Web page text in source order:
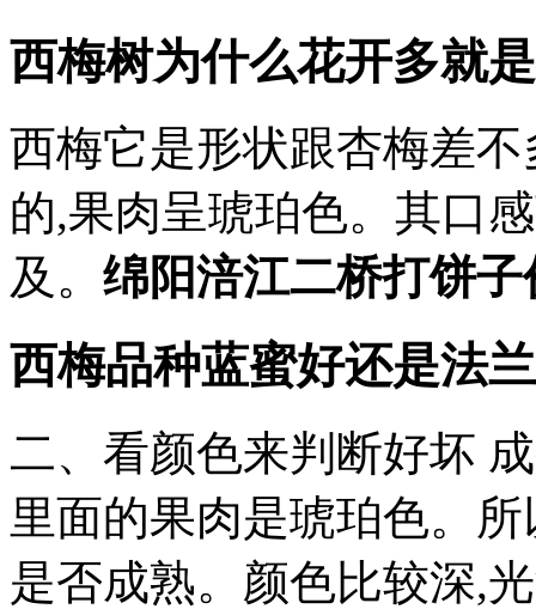
西梅树为什么花开多就
西梅它是形状跟杏梅差
的,果肉呈琥珀色。其口
及。 绵阳涪江二桥打饼子
西梅品种蓝蜜好还是法
二、看颜色来判断好坏
里面的果肉是琥珀色。
是否成熟。颜色比较深,